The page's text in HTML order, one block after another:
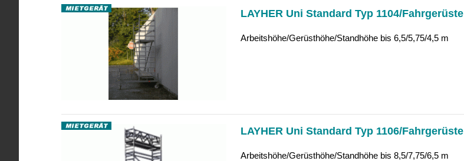
LAYHER Uni Standard Typ 1104/Fahrgerüste
Arbeitshöhe/Gerüsthöhe/Standhöhe bis 6,5/5,75/4,5 m
LAYHER Uni Standard Typ 1106/Fahrgerüste
Arbeitshöhe/Gerüsthöhe/Standhöhe bis 8,5/7,75/6,5 m